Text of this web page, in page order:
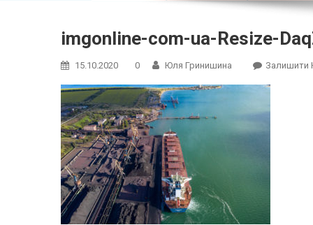
imgonline-com-ua-Resize-
15.10.2020 0 Юля Гринишина Залишити